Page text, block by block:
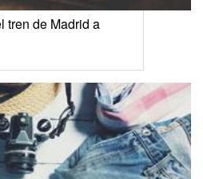
tren de Madrid a